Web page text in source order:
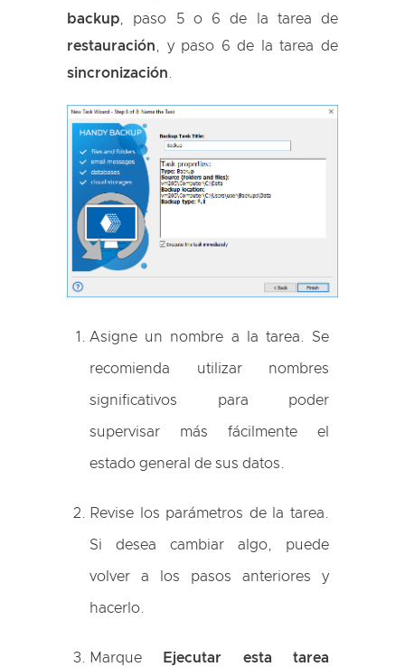
backup , paso 5 o 6 de la tarea de
restauración , y paso 6 de la tarea de
sincronización
Asigne un nombre a la tarea. Se
recomienda utilizar nombres
significativos para poder
supervisar más fácilmente el
estado general de sus datos.
Revise los parámetros de la tarea.
Si desea cambiar algo, puede
volver a los pasos anteriores y
hacerlo.
Marque Ejecutar esta tarea